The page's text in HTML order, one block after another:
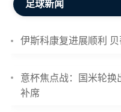
足球新闻
伊斯科康复进展顺利
意杯焦点战：国米轮换
补席